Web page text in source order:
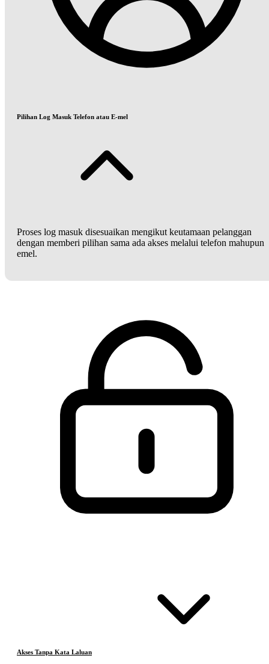
Pilihan Log Masuk Telefon atau E-mel
Proses log masuk disesuaikan mengikut keutamaan pelanggan
dengan memberi pilihan sama ada akses melalui telefon mahupun
emel.
Akses Tanpa Kata Laluan